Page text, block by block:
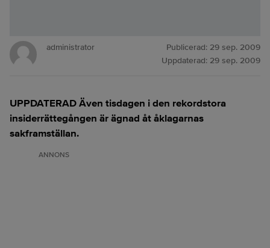
administrator Publicerad: 29 sep. 2009
Uppdaterad: 29 sep. 2009
UPPDATERAD Även tisdagen i den rekordstora
insiderrättegången är ägnad åt åklagarnas
sakframställan.
ANNONS